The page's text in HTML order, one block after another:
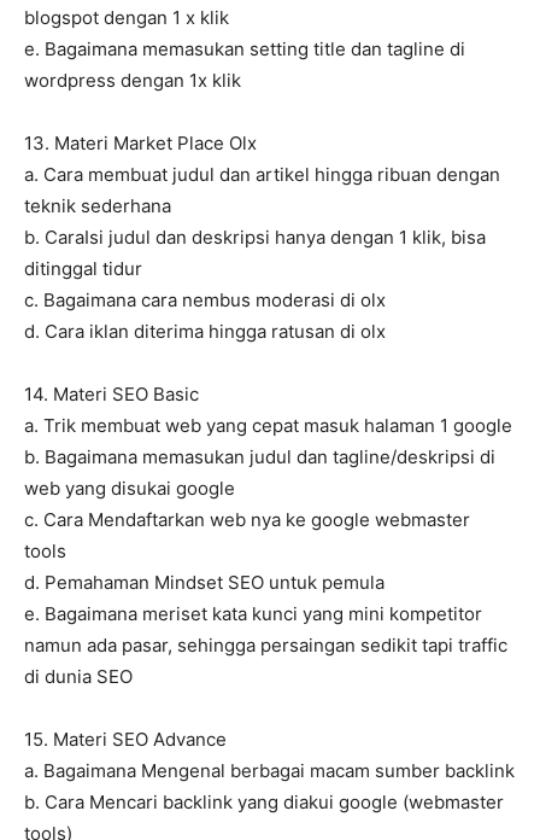
blogspot dengan 1 x klik
e. Bagaimana memasukan setting title dan tagline di
wordpress dengan 1x klik
13. Materi Market Place Olx
a. Cara membuat judul dan artikel hingga ribuan dengan
teknik sederhana
b. CaraIsi judul dan deskripsi hanya dengan 1 klik, bisa
ditinggal tidur
c. Bagaimana cara nembus moderasi di olx
d. Cara iklan diterima hingga ratusan di olx
14. Materi SEO Basic
a. Trik membuat web yang cepat masuk halaman 1 google
b. Bagaimana memasukan judul dan tagline/deskripsi di
web yang disukai google
c. Cara Mendaftarkan web nya ke google webmaster
tools
d. Pemahaman Mindset SEO untuk pemula
e. Bagaimana meriset kata kunci yang mini kompetitor
namun ada pasar, sehingga persaingan sedikit tapi traffic
di dunia SEO
15. Materi SEO Advance
a. Bagaimana Mengenal berbagai macam sumber backlink
b. Cara Mencari backlink yang diakui google (webmaster
tools)